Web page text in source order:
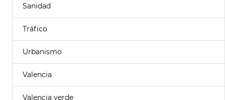
Sanidad
Tráfico
Urbanismo
Valencia
Valencia verde